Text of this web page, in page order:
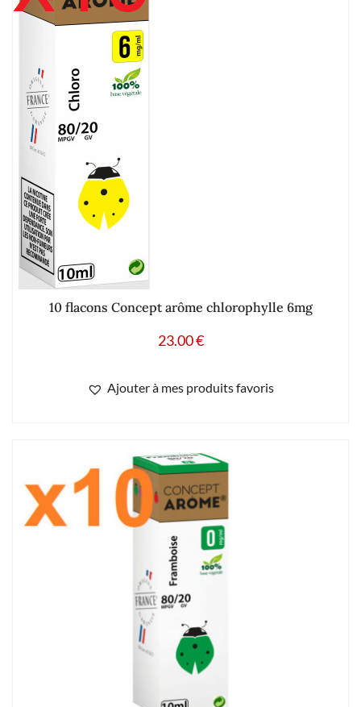
10 flacons Concept arôme chlorophylle 6mg
Ajouter à mes produits favoris
10 flacons concept arôme framboise 0mg
UTILISATION DES COOKIES
Notre site internet utilise des cookies. Certains de ces cookies
nécessaires au bon fonctionnement du site et ne peuvent être
refusés lorsque vous visitez ce site. Les autres améliorent